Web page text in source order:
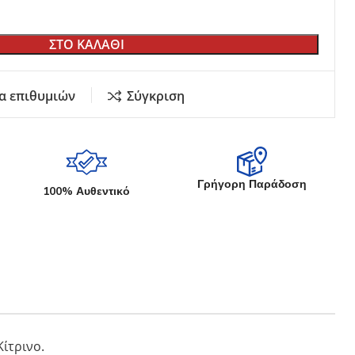
Λάμα
Εκθετήρια Καταστημάτων
Σουγιάδων
Μαχαιριών Κουζίνας
Στάντ
ΣΤΟ ΚΑΛΑΘΙ
επιθυμιών Σύγκριση
100% Αυθεντικό Γρήγορη Παράδοση